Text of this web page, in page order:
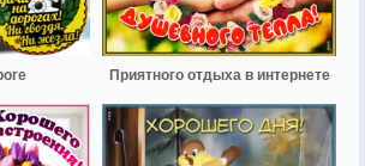
Приятного отдыха в интернете